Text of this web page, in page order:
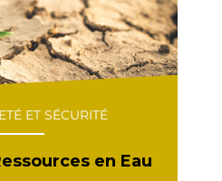
ET SÉCURITÉ
en Eau